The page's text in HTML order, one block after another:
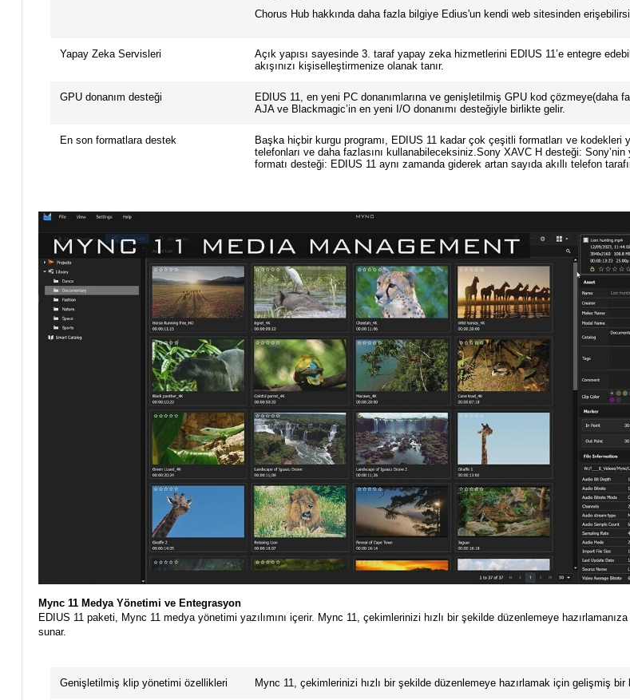
Chorus Hub hakkında daha fazla bilgiye Edius'un kendi web sitesinden
Yapay Zeka Servisleri
Açık yapısı sayesinde 3. taraf yapay zeka hizmetlerini EDIUS 11’e entegre
akışınızı kişiselleştirmenize olanak tanır.
GPU donanım desteği
EDIUS 11, en yeni PC donanımlarına ve genişletilmiş GPU kod
AJA ve Blackmagic’in en yeni I/O donanımı desteğiyle birlikte gelir.
En son formatlara destek
Başka hiçbir kurgu programı, EDIUS 11 kadar çok çeşitli formatları ve kodekleri
telefonları ve daha fazlasını kullanabileceksiniz.Sony XAVC H desteği:
formatı desteği: EDIUS 11 aynı zamanda giderek artan sayıda akıllı telefon
Mync 11 Medya Yönetimi ve Entegrasyon
EDIUS 11 paketi, Mync 11 medya yönetimi yazılımını içerir. Mync 11, çekimlerinizi hızlı bir şekilde düzenlemeye
sunar.
Genişletilmiş klip yönetimi özellikleri Mync 11, çekimlerinizi hızlı bir şekilde düzenlemeye hazırlamak için gelişmiş bir